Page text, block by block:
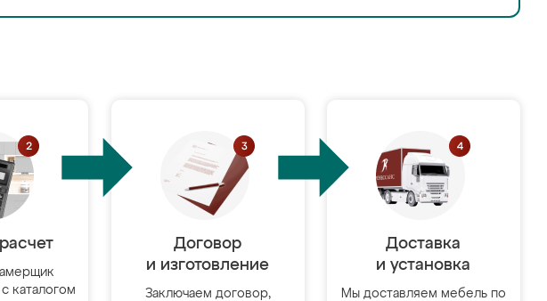
каталогом
Договор
и изготовление
Заключаем договор,
Доставка
и установка
Мы доставляем мебель по